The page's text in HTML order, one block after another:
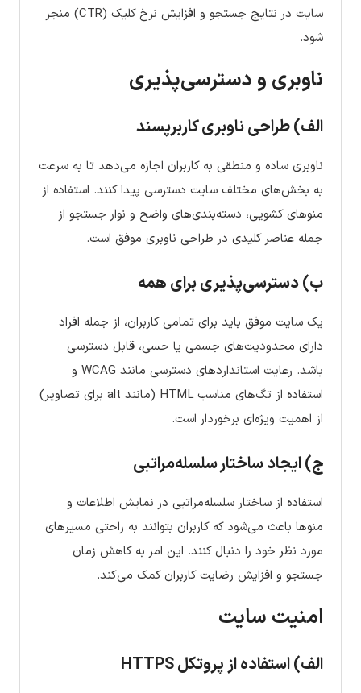
سایت در نتایج جستجو و افزایش نرخ کلیک (CTR) منجر
شود.
ناوبری و دسترسی‌پذیری
الف) طراحی ناوبری کاربرپسند
ناوبری ساده و منطقی به کاربران اجازه می‌دهد تا به سرعت
به بخش‌های مختلف سایت دسترسی پیدا کنند. استفاده از
منوهای کشویی، دسته‌بندی‌های واضح و نوار جستجو از
جمله عناصر کلیدی در طراحی ناوبری موفق است.
ب) دسترسی‌پذیری برای همه
یک سایت موفق باید برای تمامی کاربران، از جمله افراد
دارای محدودیت‌های جسمی یا حسی، قابل دسترسی
باشد. رعایت استانداردهای دسترسی مانند WCAG و
استفاده از تگ‌های مناسب HTML (مانند alt برای تصاویر)
از اهمیت ویژه‌ای برخوردار است.
ج) ایجاد ساختار سلسله‌مراتبی
استفاده از ساختار سلسله‌مراتبی در نمایش اطلاعات و
منوها باعث می‌شود که کاربران بتوانند به راحتی مسیرهای
مورد نظر خود را دنبال کنند. این امر به کاهش زمان
جستجو و افزایش رضایت کاربران کمک می‌کند.
امنیت سایت
الف) استفاده از پروتکل HTTPS